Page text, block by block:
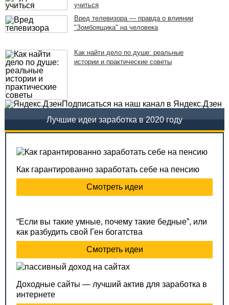
учиться
Вред телевизора — правда о влиянии
"Зомбоящика" на человека
Как найти дело по душе: реальные
истории и практические советы
Подписаться на наш канал в Яндекс.Дзен
Лучшие идеи заработка в 2020 году
Как гарантированно заработать себе на пенсию
Смотреть идеи
“Если вы такие умные, почему такие бедные”, или
как разбудить свой Ген богатства
Смотреть идеи
Доходные сайты — лучший актив для заработка в
интернете